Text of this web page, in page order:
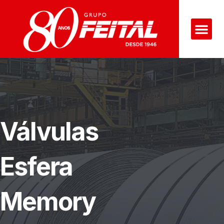
Válvulas
Esfera
Memory